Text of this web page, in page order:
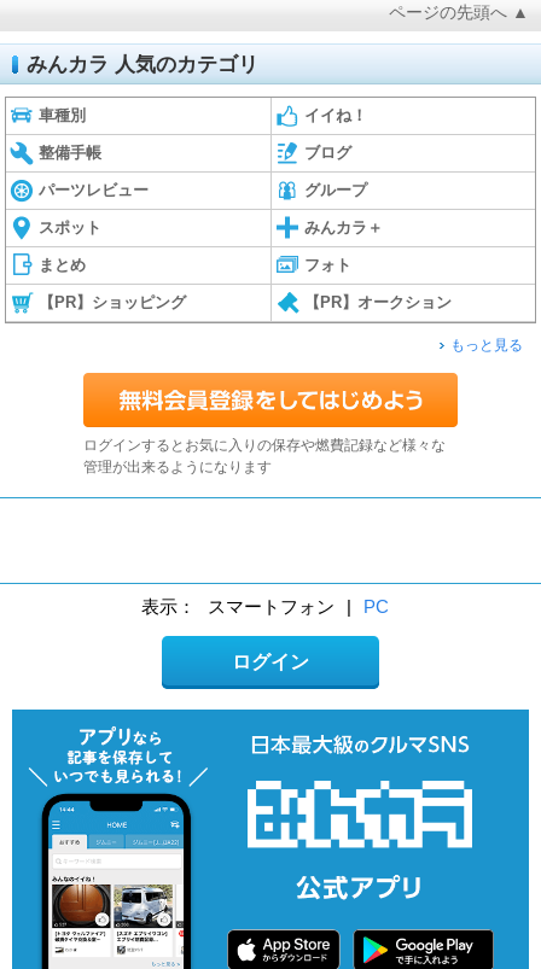
ページの先頭へ ▲
みんカラ 人気のカテゴリ
車種別 イイね！
整備手帳 ブログ
パーツレビュー グループ
スポット みんカラ＋
まとめ フォト
【PR】ショッピング 【PR】オークション
もっと見る
ログインするとお気に入りの保存や燃費記録など様々な
管理が出来るようになります
表示： スマートフォン | PC
ログイン